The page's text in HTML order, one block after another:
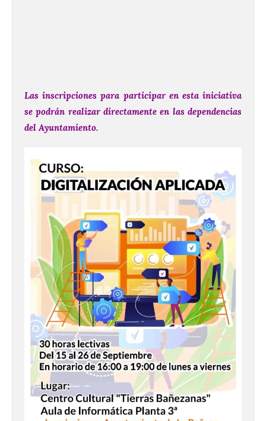
Las inscripciones para participar en esta iniciativa
se podrán realizar directamente en las dependencias
del Ayuntamiento.